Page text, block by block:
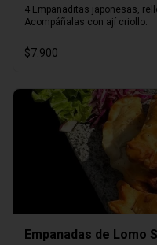
4 Empanaditas japonesas,
Acompáñalas con ají criollo.
$7.900
Empanadas de Lomo